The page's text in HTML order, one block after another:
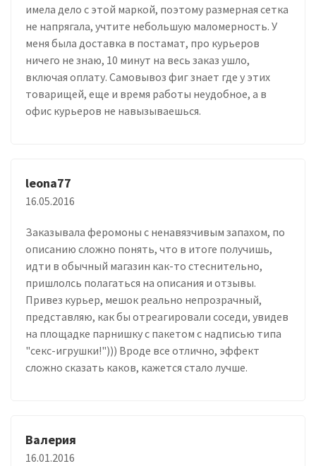
имела дело с этой маркой, поэтому размерная сетка
не напрягала, учтите небольшую маломерность. У
меня была доставка в постамат, про курьеров
ничего не знаю, 10 минут на весь заказ ушло,
включая оплату. Самовывоз фиг знает где у этих
товарищей, еще и время работы неудобное, а в
офис курьеров не навызываешься.
leona77
16.05.2016
Заказывала феромоны с ненавязчивым запахом, по
описанию сложно понять, что в итоге получишь,
идти в обычный магазин как-то стеснительно,
пришлолсь полагаться на описания и отзывы.
Привез курьер, мешок реально непрозрачный,
представляю, как бы отреагировали соседи, увидев
на площадке парнишку с пакетом с надписью типа
"секс-игрушки!"))) Вроде все отлично, эффект
сложно сказать каков, кажется стало лучше.
Валерия
16.01.2016